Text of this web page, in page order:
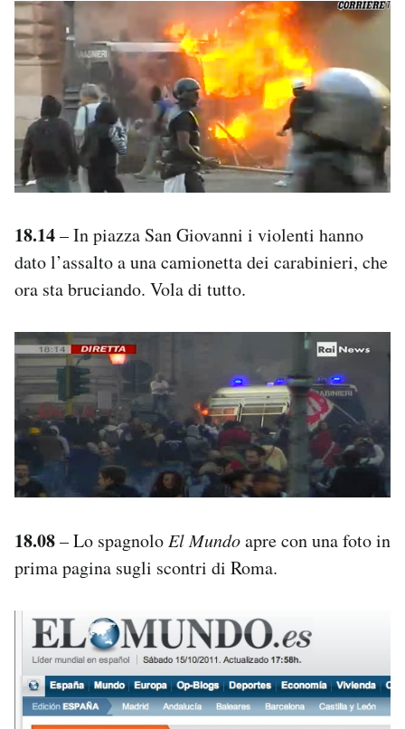
18.14– In piazza San Giovanni i violenti hanno
dato l’assalto a una camionetta dei carabinieri, che
ora sta bruciando. Vola di tutto.
18.08– Lo spagnoloEl Mundoapre con una foto in
prima pagina sugli scontri di Roma.